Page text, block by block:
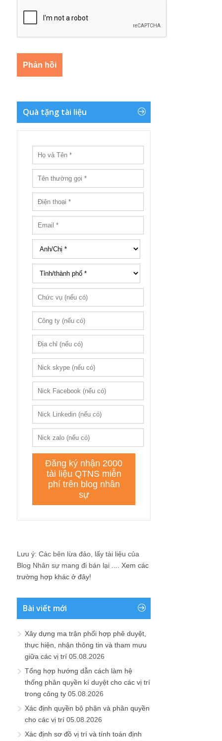
Quà tặng tài liệu
Lưu ý: Các bên lừa đảo, lấy tài liệu của
Blog Nhân sự mang đi bán lại .... Xem các
trường hợp khác ở đây!
Bài viết mới
Xây dựng ma trận phối hợp phê duyệt,
thực hiện, nhận thông tin và tham mưu
giữa các vị trí 05.08.2026
Tổng hợp hướng dẫn cách làm hệ
thống phân quyền kí duyệt cho các vị trí
trong công ty 05.08.2026
Xác định quyền bộ phận và phân quyền
cho các vị trí 05.08.2026
Xác định sơ đồ vị trí và tính toán định